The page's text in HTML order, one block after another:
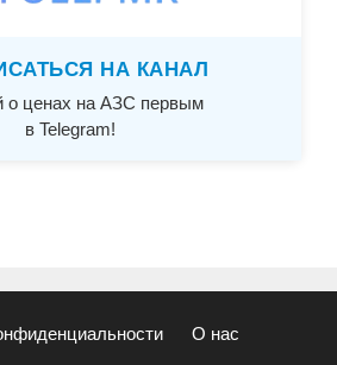
НА КАНАЛ
о ценах на АЗС первым
в Telegram!
О нас